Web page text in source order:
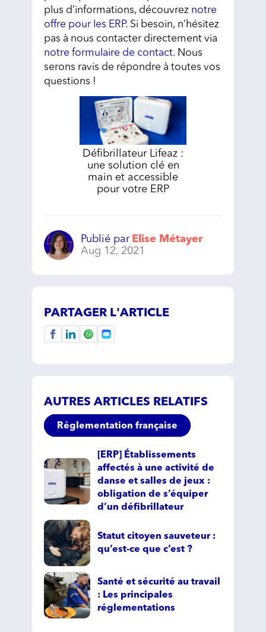
plus d’informations, découvrez notre
offre pour les ERP. Si besoin, n’hésitez
pas à nous contacter directement via
notre formulaire de contact. Nous
serons ravis de répondre à toutes vos
questions !
Défibrillateur Lifeaz :
une solution clé en
main et accessible
pour votre ERP
Publié par Elise Métayer
Aug 12, 2021
PARTAGER L'ARTICLE
AUTRES ARTICLES RELATIFS
Réglementation française
[ERP] Établissements
affectés à une activité de
danse et salles de jeux :
obligation de s’équiper
d’un défibrillateur
Statut citoyen sauveteur :
qu’est-ce que c’est ?
Santé et sécurité au travail
: Les principales
réglementations